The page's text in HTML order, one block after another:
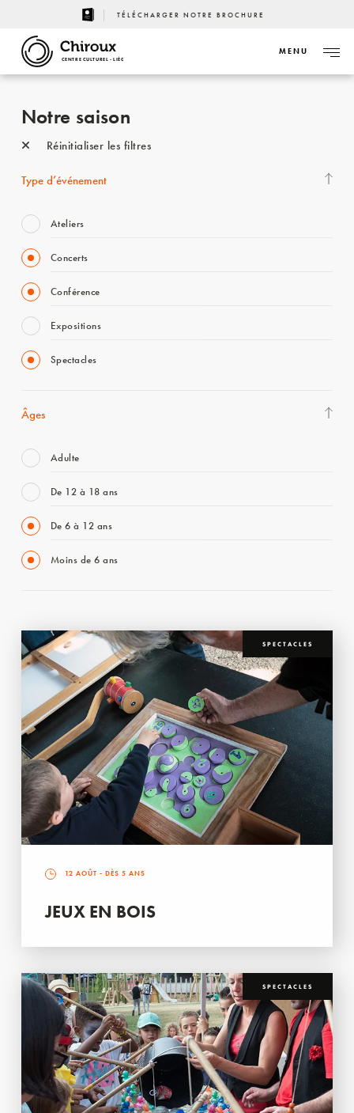
TÉLÉCHARGER NOTRE BROCHURE
CENTRE CULTUREL - LIÈGE
MENU
Notre saison
Réinitialiser les filtres
Type d’événement
Ateliers
Concerts
Conférence
Expositions
Spectacles
Âges
Adulte
De 12 à 18 ans
De 6 à 12 ans
Moins de 6 ans
SPECTACLES
12 AOÛT - DÈS 5 ANS
JEUX EN BOIS
SPECTACLES